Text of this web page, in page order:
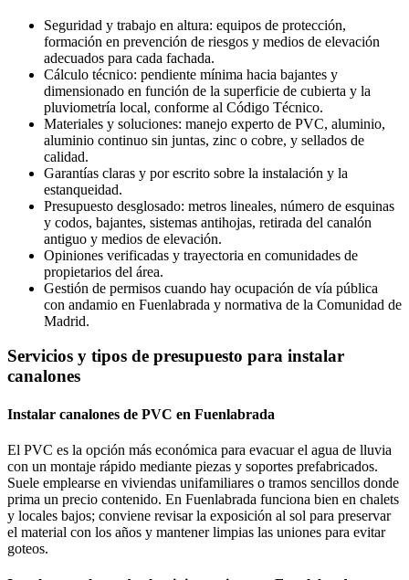
Seguridad y trabajo en altura: equipos de protección,
formación en prevención de riesgos y medios de elevación
adecuados para cada fachada.
Cálculo técnico: pendiente mínima hacia bajantes y
dimensionado en función de la superficie de cubierta y la
pluviometría local, conforme al Código Técnico.
Materiales y soluciones: manejo experto de PVC, aluminio,
aluminio continuo sin juntas, zinc o cobre, y sellados de
calidad.
Garantías claras y por escrito sobre la instalación y la
estanqueidad.
Presupuesto desglosado: metros lineales, número de esquinas
y codos, bajantes, sistemas antihojas, retirada del canalón
antiguo y medios de elevación.
Opiniones verificadas y trayectoria en comunidades de
propietarios del área.
Gestión de permisos cuando hay ocupación de vía pública
con andamio en Fuenlabrada y normativa de la Comunidad de
Madrid.
Servicios y tipos de presupuesto para instalar
canalones
Instalar canalones de PVC en Fuenlabrada
El PVC es la opción más económica para evacuar el agua de lluvia
con un montaje rápido mediante piezas y soportes prefabricados.
Suele emplearse en viviendas unifamiliares o tramos sencillos donde
prima un precio contenido. En Fuenlabrada funciona bien en chalets
y locales bajos; conviene revisar la exposición al sol para preservar
el material con los años y mantener limpias las uniones para evitar
goteos.